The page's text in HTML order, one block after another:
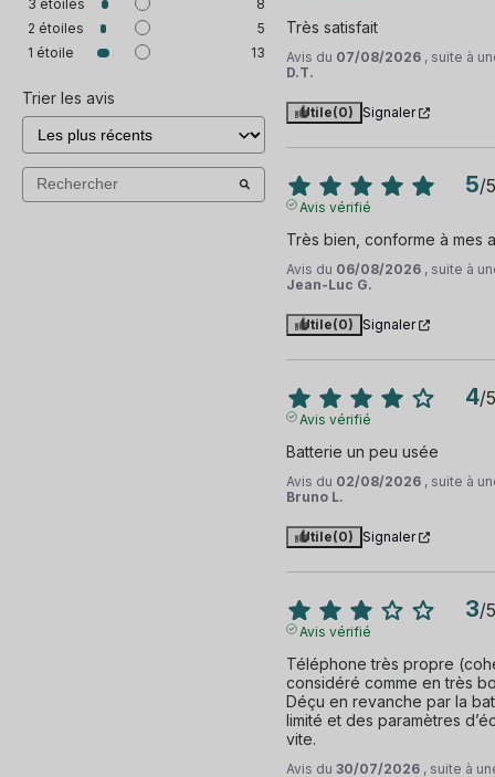
Géolocalisation
NFC
IMEI
3 étoiles
8
2 étoiles
5
1 étoile 13
Trier les avis
Très satisfait
Avis du 07/08/2026 , suite à
D.T.
Utile(0) Signaler
5/5
Avis vérifié
Très bien, conforme à mes
Avis du 06/08/2026 , suite à
Jean-Luc G.
Utile(0) Signaler
4/5
Avis vérifié
Batterie un peu usée
Avis du 02/08/2026 , suite à
Bruno L.
Utile(0) Signaler
3/5
Avis vérifié
Téléphone très propre
considéré comme en très
Déçu en revanche par la
limité et des paramètres
vite.
Avis du 30/07/2026 , suite à